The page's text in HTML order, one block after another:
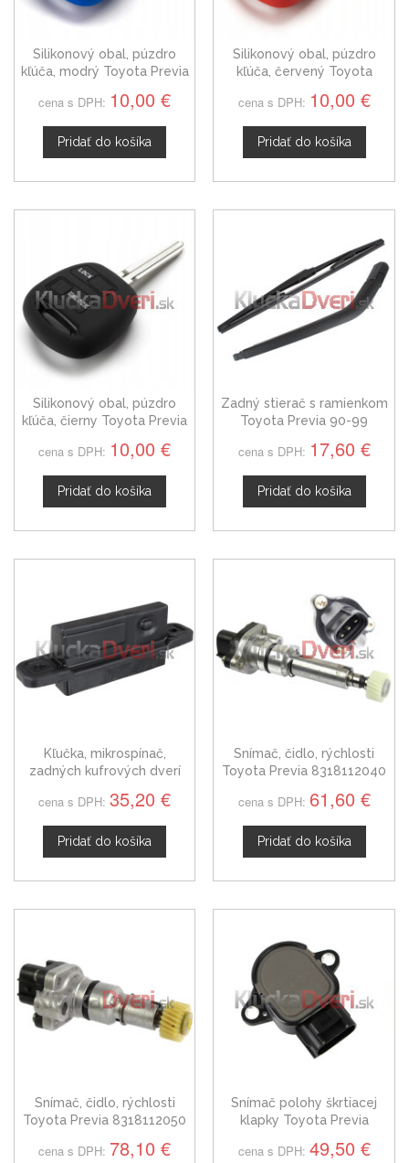
Silikonový obal, púzdro
kľúča, modrý Toyota Previa
cena s DPH: 10,00 €
Pridať do košíka
Silikonový obal, púzdro
kľúča, červený Toyota
cena s DPH: 10,00 €
Pridať do košíka
Silikonový obal, púzdro
kľúča, čierny Toyota Previa
cena s DPH: 10,00 €
Pridať do košíka
Zadný stierač s ramienkom
Toyota Previa 90-99
cena s DPH: 17,60 €
Pridať do košíka
Kľučka, mikrospínač,
zadných kufrových dverí
cena s DPH: 35,20 €
Pridať do košíka
Snímač, čidlo, rýchlosti
Toyota Previa 8318112040
cena s DPH: 61,60 €
Pridať do košíka
Snímač, čidlo, rýchlosti
Toyota Previa 8318112050
cena s DPH: 78,10 €
Snímač polohy škrtiacej
klapky Toyota Previa
cena s DPH: 49,50 €